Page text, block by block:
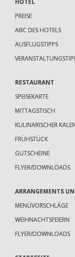
PREISE
ABC DES HOTELS
AUSFLUGSTIPPS
RESTAURANT
SPEISEKARTE
MITTAGSTISCH
KULINARISCHER
FRÜHSTÜCK
GUTSCHEINE
FLYER/DOWNLOADS
ARRANGEMENTS
MENÜVORSCHLÄGE
WEIHNACHTSFEIERN
FLYER/DOWNLOADS